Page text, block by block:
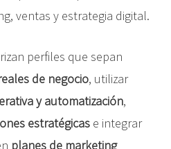
ventas y estrategia digital.
perfiles que sepan
de negocio, utilizar
y automatización,
estratégicase integrar
planes de marketing